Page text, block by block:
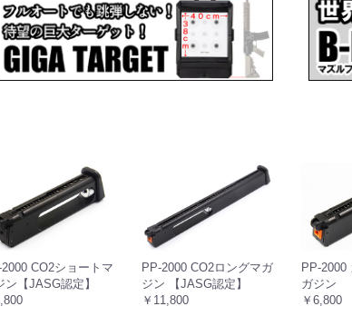
2000 CO2ショートマ
ン【JASG認定】
PP-2000 CO2ロングマガ
ジン 【JASG認定】
￥11,800
PP-2000
ガジン
￥6,800